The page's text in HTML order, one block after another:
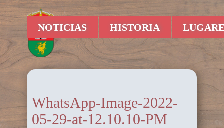
NOTICIAS HISTORIA
WhatsApp-Image-2022-
05-29-at-12.10.10-PM